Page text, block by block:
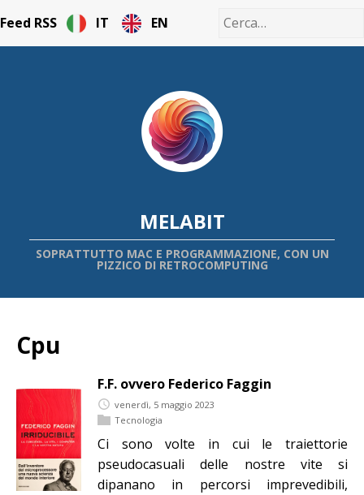
Feed RSS IT EN
MELABIT
SOPRATTUTTO MAC E PROGRAMMAZIONE, CON UN
PIZZICO DI RETROCOMPUTING
Cpu
F.F. ovvero Federico Faggin
venerdì, 5 maggio 2023
Tecnologia
Ci sono volte in cui le traiettorie
pseudocasuali delle nostre vite si
dipanano in percorsi imprevedibili,